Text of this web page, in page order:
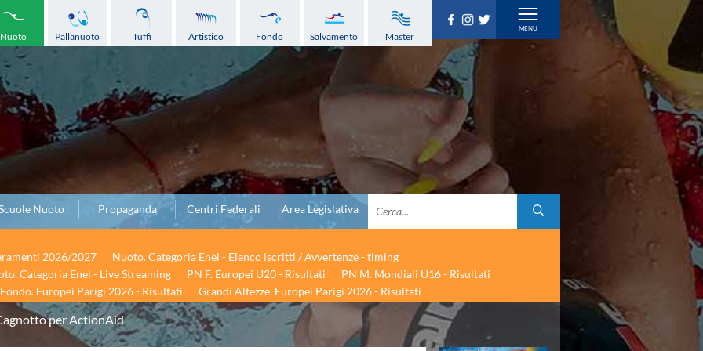
Nuoto Pallanuoto Tuffi Artistico Fondo Salvamento Master
Nuoto Propaganda Centri Federali Area Legislativa
2026/2027
Nuoto. Categoria Enel - Elenco iscritti / Avvertenze - timing
Categoria Enel - Live Streaming PN F. Europei U20 - Risultati
PN M. Mondiali U16 - Risultati
Fondo. Europei Parigi 2026 - Risultati Grandi Altezze. Europei Parigi 2026 - Risultati
per ActionAid